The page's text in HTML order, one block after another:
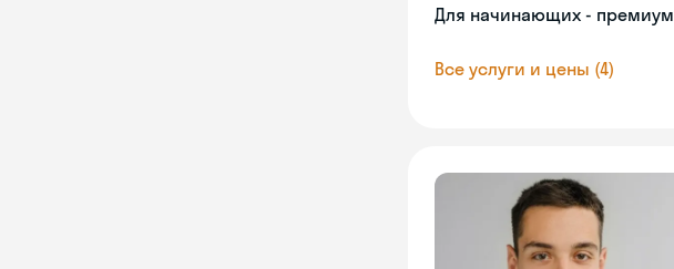
Для начинающих - премиум
Все услуги и цены (4)